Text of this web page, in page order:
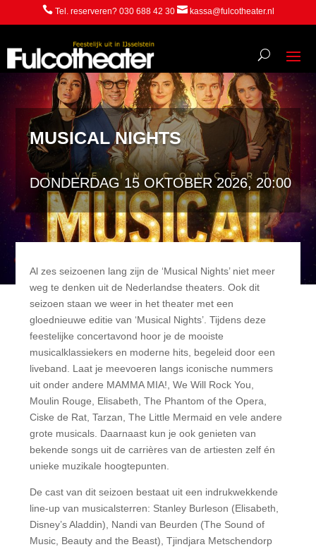
Tel. reserveren? 030 688 42 30  kassa@fulcotheater.nl
MUSICAL NIGHTS
DONDERDAG 15 OKTOBER 2026, 20:00
Al zes seizoenen lang zijn de ‘Musical Nights’ niet meer
weg te denken uit de Nederlandse theaters. Ook dit
seizoen staan we weer in het theater met een
gloednieuwe editie van ‘Musical Nights’. Tijdens deze
feestelijke concertavond hoor je de mooiste
musicalklassiekers en moderne hits, begeleid door een
liveband. Laat je meevoeren langs iconische nummers
uit onder andere MAMMA MIA!, We Will Rock You,
Moulin Rouge, Elisabeth, The Phantom of the Opera,
Ciske de Rat, Tarzan, The Little Mermaid en vele andere
grote musicals. Daarnaast kun je ook genieten van
bekende songs uit de carrières van de artiesten zelf én
unieke muzikale hoogtepunten.
De cast van dit seizoen bestaat uit een indrukwekkende
line-up van musicalsterren: Stanley Burleson (Elisabeth,
Disney’s Aladdin), Nandi van Beurden (The Sound of
Music, Beauty and the Beast), Tjindjara Metschendorp